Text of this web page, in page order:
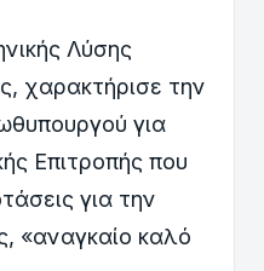
Λύσης
χαρακτήρισε την
για
Επιτροπής που
για την
«αναγκαίο καλό